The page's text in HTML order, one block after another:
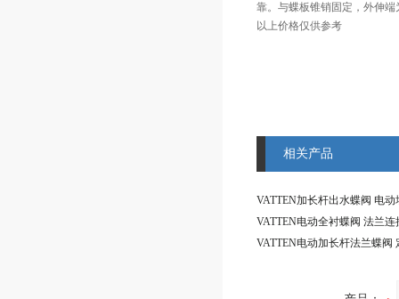
靠。与蝶板锥销固定，外伸
以上价格仅供参考
相关产品